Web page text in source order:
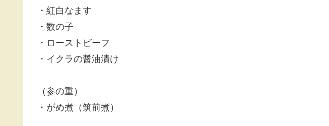
・紅白なます
・数の子
・ローストビーフ
・イクラの醤油漬け
（参の重）
・がめ煮（筑前煮）